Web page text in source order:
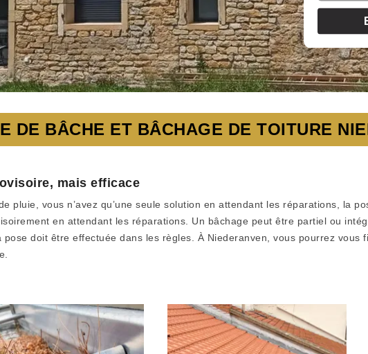
DE BÂCHE ET BÂCHAGE DE TOITURE
mais efficace
pluie, vous n’avez qu’une seule solution en attendant les réparations, la
en attendant les réparations. Un bâchage peut être partiel ou
doit être effectuée dans les règles. À Niederanven, vous pourrez vous